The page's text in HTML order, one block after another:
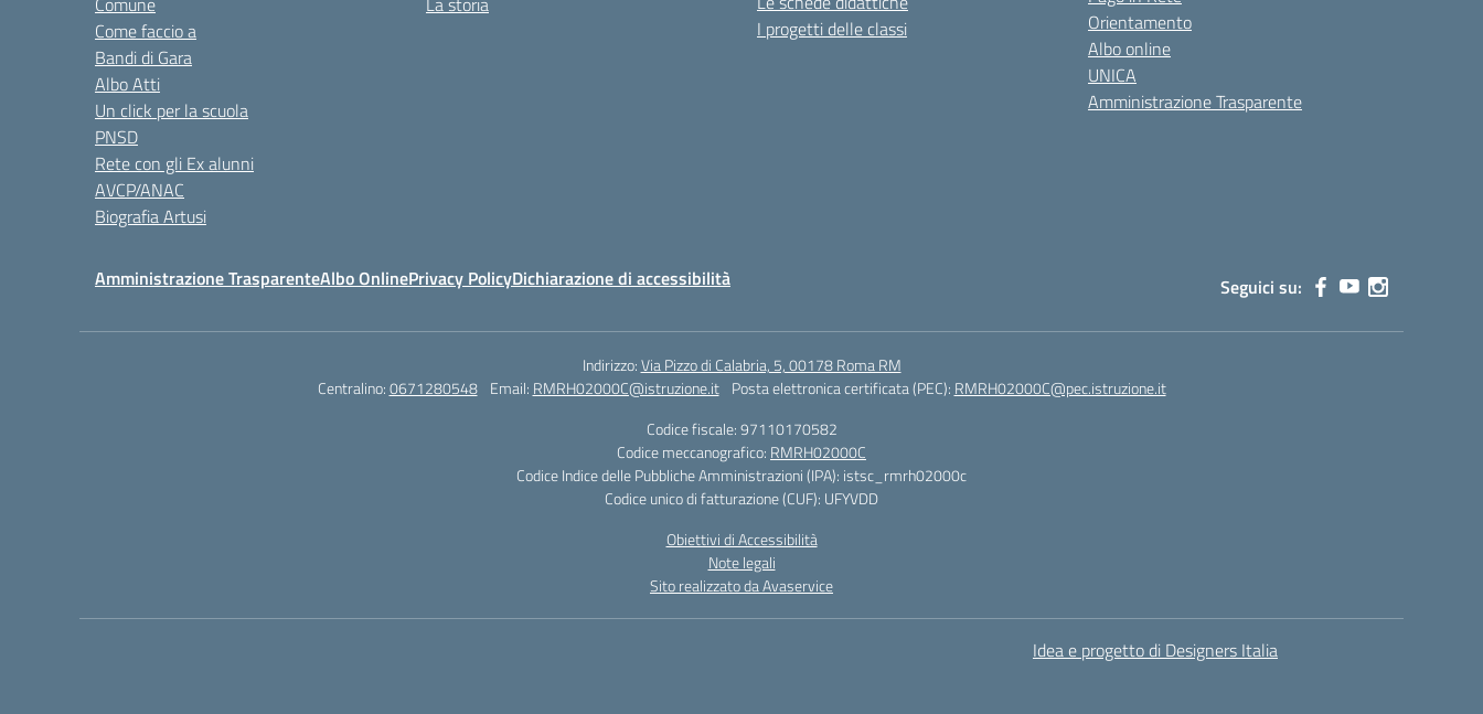
Come faccio a
Bandi di Gara
Albo Atti
Un click per la scuola
PNSD
Rete con gli Ex alunni
AVCP/ANAC
Biografia Artusi
I progetti delle classi
Orientamento
Albo online
UNICA
Amministrazione Trasparente
Amministrazione TrasparenteAlbo OnlinePrivacy PolicyDichiarazione di accessibilità Seguici su:
Indirizzo:Via Pizzo di Calabria, 5, 00178 Roma RM
Centralino:0671280548 Email: RMRH02000C@istruzione.it Posta elettronica certificata (PEC): RMRH02000C@pec.istruzione.it
Codice fiscale: 97110170582
Codice meccanografico: RMRH02000C
Codice Indice delle Pubbliche Amministrazioni (IPA): istsc_rmrh02000c
Codice unico di fatturazione (CUF): UFYVDD
Obiettivi di Accessibilità
Note legali
Sito realizzato da Avaservice
Idea e progetto di Designers Italia